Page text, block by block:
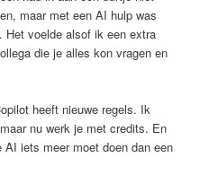
maar met een AI hulp was
Het voelde alsof ik een extra
die je alles kon vragen en
heeft nieuwe regels. Ik
nu werk je met credits. En
AI iets meer moet doen dan een